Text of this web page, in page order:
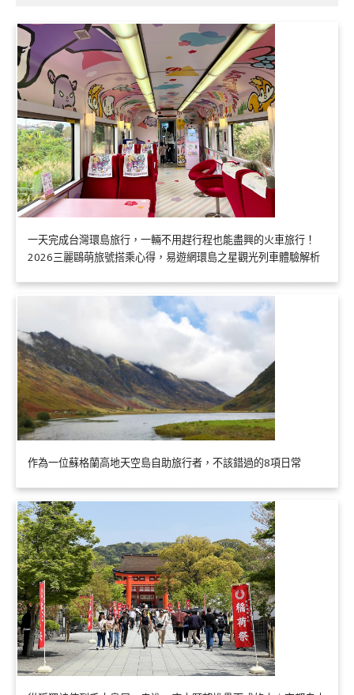
一天完成台灣環島旅行，一輛不用趕行程也能盡興的火車旅行！
2026三麗鷗萌旅號搭乘心得，易遊網環島之星觀光列車體驗解析
作為一位蘇格蘭高地天空島自助旅行者，不該錯過的8項日常